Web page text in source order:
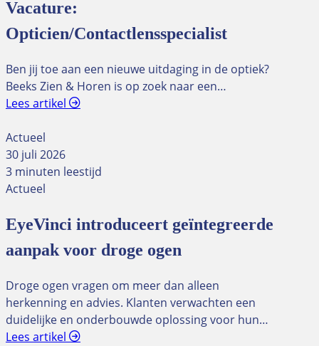
Vacature:
Opticien/Contactlensspecialist
Ben jij toe aan een nieuwe uitdaging in de optiek?
Beeks Zien & Horen is op zoek naar een…
Lees artikel
Actueel
30 juli 2026
3 minuten leestijd
Actueel
EyeVinci introduceert geïntegreerde
aanpak voor droge ogen
Droge ogen vragen om meer dan alleen
herkenning en advies. Klanten verwachten een
duidelijke en onderbouwde oplossing voor hun…
Lees artikel